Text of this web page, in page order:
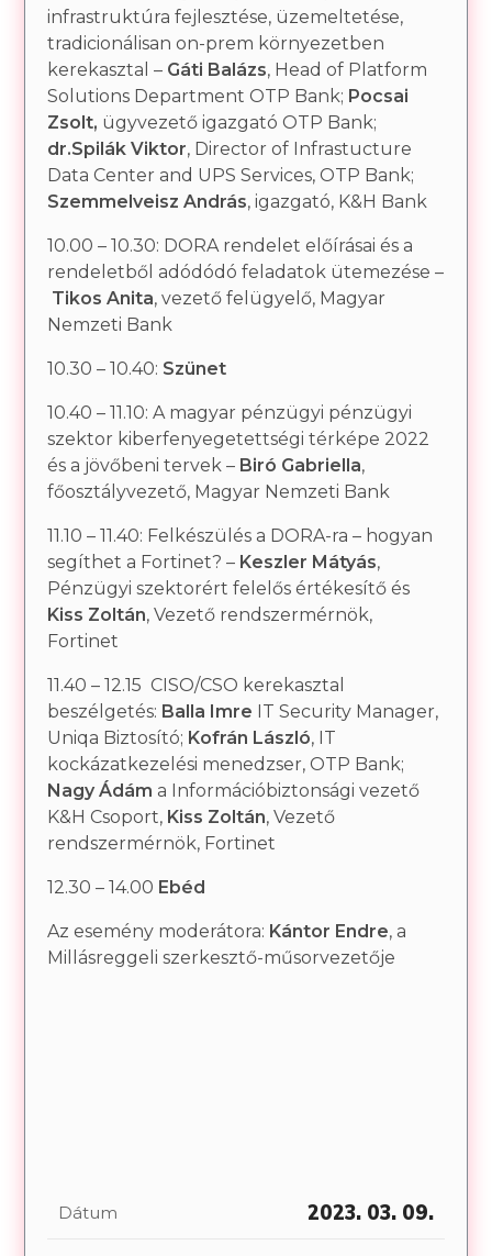
infrastruktúra fejlesztése, üzemeltetése,
tradicionálisan on-prem környezetben
kerekasztal – Gáti Balázs, Head of Platform
Solutions Department OTP Bank; Pocsai
Zsolt, ügyvezető igazgató OTP Bank;
dr.Spilák Viktor, Director of Infrastucture
Data Center and UPS Services, OTP Bank;
Szemmelveisz András, igazgató, K&H Bank
10.00 – 10.30: DORA rendelet előírásai és a
rendeletből adódódó feladatok ütemezése –
Tikos Anita, vezető felügyelő, Magyar
Nemzeti Bank
10.30 – 10.40: Szünet
10.40 – 11.10: A magyar pénzügyi pénzügyi
szektor kiberfenyegetettségi térképe 2022
és a jövőbeni tervek – Biró Gabriella,
főosztályvezető, Magyar Nemzeti Bank
11.10 – 11.40: Felkészülés a DORA-ra – hogyan
segíthet a Fortinet? – Keszler Mátyás,
Pénzügyi szektorért felelős értékesítő és
Kiss Zoltán, Vezető rendszermérnök,
Fortinet
11.40 – 12.15 CISO/CSO kerekasztal
beszélgetés: Balla Imre IT Security Manager,
Uniqa Biztosító; Kofrán László, IT
kockázatkezelési menedzser, OTP Bank;
Nagy Ádám a Információbiztonsági vezető
K&H Csoport, Kiss Zoltán, Vezető
rendszermérnök, Fortinet
12.30 – 14.00 Ebéd
Az esemény moderátora: Kántor Endre, a
Millásreggeli szerkesztő-műsorvezetője
Dátum 2023. 03. 09.